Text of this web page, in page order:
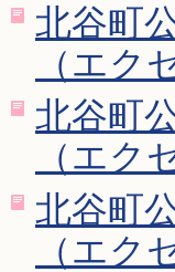
北谷町
（エク
北谷町
（エク
北谷町
（エク